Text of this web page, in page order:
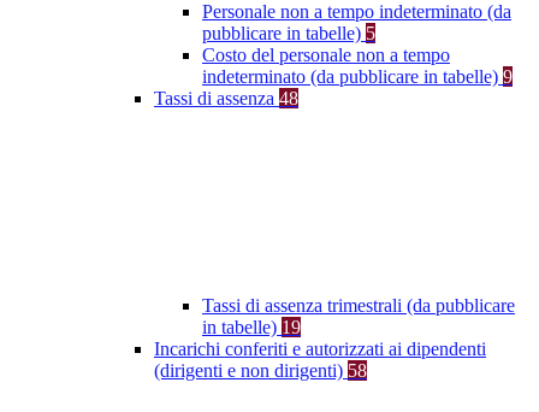
Personale non a tempo indeterminato (da
pubblicare in tabelle) 5
Costo del personale non a tempo
indeterminato (da pubblicare in tabelle) 9
Tassi di assenza 48
Tassi di assenza trimestrali (da pubblicare
in tabelle) 19
Incarichi conferiti e autorizzati ai dipendenti
(dirigenti e non dirigenti) 58